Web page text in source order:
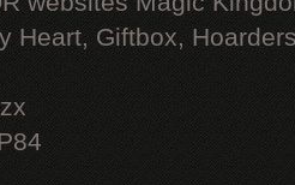
Heart, Giftbox,